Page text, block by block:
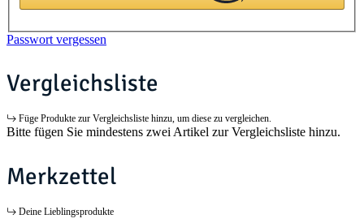
Passwort vergessen
Vergleichsliste
Füge Produkte zur Vergleichsliste hinzu, um diese zu vergleichen.
Bitte fügen Sie mindestens zwei Artikel zur Vergleichsliste hinzu.
Merkzettel
Deine Lieblingsprodukte